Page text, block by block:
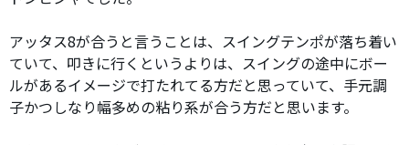
アッタス8が合うと言うことは、スイングテンポが落ち着い
ていて、叩きに行くというよりは、スイングの途中にボー
ルがあるイメージで打たれてる方だと思っていて、手元調
子かつしなり幅多めの粘り系が合う方だと思います。